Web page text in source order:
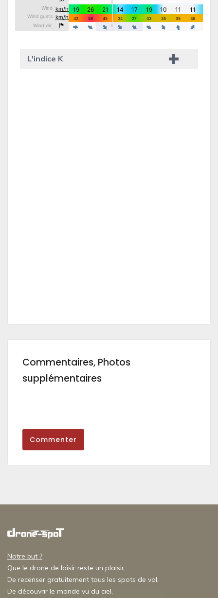
L'indice K
Commentaires, Photos
supplémentaires
Commenter
Notre but ?
Que le drone de loisir reste un plaisir,
De recenser gratuitement tous les spots de vol,
De découvrir le monde vu du ciel,